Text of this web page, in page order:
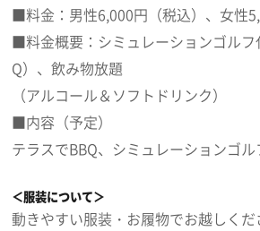
■料金：男性6,000円（税込）、女性
■料金概要：シミュレーションゴルフ
Q）、飲み物放題
（アルコール＆ソフトドリンク）
■内容（予定）
テラスでBBQ、シミュレーションゴ
＜服装について＞
動きやすい服装・お履物でお越しくだ